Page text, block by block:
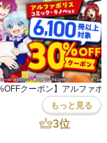
もっと見る
3位